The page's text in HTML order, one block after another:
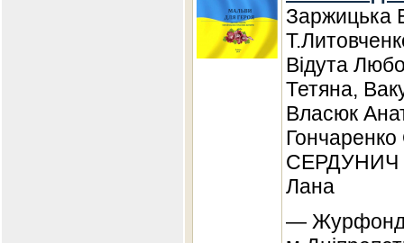
Заржицька
Відута
Тетяна,
Власюк
СЕРДУНИЧ
Лана
—